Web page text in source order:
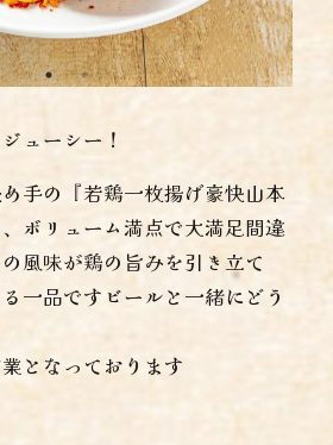
ューシー！
手の『若鶏一枚揚げ豪快山本
ボリューム満点で大満足間違
風味が鶏の旨みを引き立て
一品ですビールと一緒にどう
となっております